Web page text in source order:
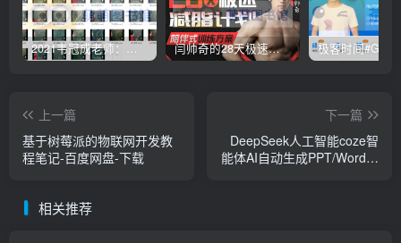
2021韦冠成老师：韦氏天星风水《秘传二十四山吉凶占断要法》 – 百度云盘 – 下载 闫帅奇的28天极速减脂计划 – 网盘分享 – 下载
上一篇
基于树莓派的物联网开发教
程笔记-百度网盘-下载
下一篇
DeepSeek人工智能coze智
能体AI自动生成PPT/Word思
相关推荐